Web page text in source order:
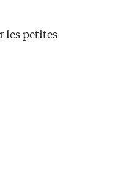
les petites